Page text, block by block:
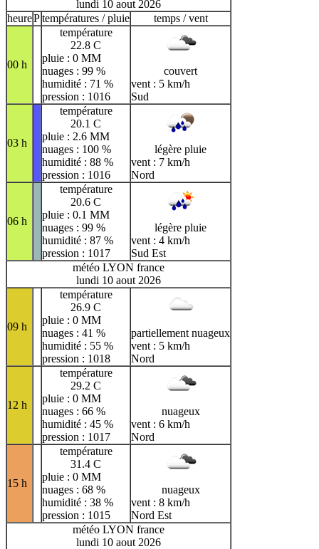
lundi 10 aout 2026
heurePtempératures / pluie temps / vent
00 h
température
22.8 C
pluie : 0 MM
nuages : 99 %
humidité : 71 %
pression : 1016
couvert
vent : 5 km/h
Sud
03 h
température
20.1 C
pluie : 2.6 MM
nuages : 100 %
humidité : 88 %
pression : 1016
légère pluie
vent : 7 km/h
Nord
06 h
température
20.6 C
pluie : 0.1 MM
nuages : 99 %
humidité : 87 %
pression : 1017
légère pluie
vent : 4 km/h
Sud Est
météo LYON france
lundi 10 aout 2026
09 h
température
26.9 C
pluie : 0 MM
nuages : 41 %
humidité : 55 %
pression : 1018
partiellement nuageux
vent : 5 km/h
Nord
12 h
température
29.2 C
pluie : 0 MM
nuages : 66 %
humidité : 45 %
pression : 1017
nuageux
vent : 6 km/h
Nord
15 h
température
31.4 C
pluie : 0 MM
nuages : 68 %
humidité : 38 %
pression : 1015
nuageux
vent : 8 km/h
Nord Est
météo LYON france
lundi 10 aout 2026